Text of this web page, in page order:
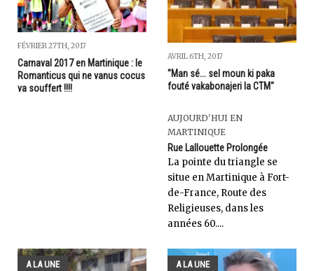
FÉVRIER 27TH, 2017
Carnaval 2017 en Martinique : le
Romanticus qui ne vanus cocus
va souffert !!!!
AVRIL 6TH, 2017
"Man sé... sel moun ki paka
fouté vakabonajeri la CTM"
AUJOURD'HUI EN
MARTINIQUE
Rue Lallouette Prolongée
La pointe du triangle se
situe en Martinique à Fort-
de-France, Route des
Religieuses, dans les
années 60....
A LA UNE A LA UNE